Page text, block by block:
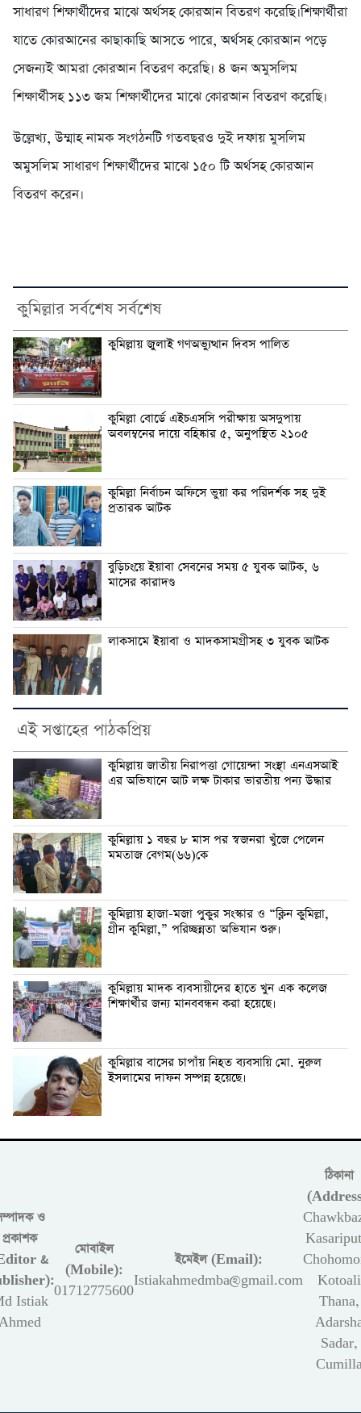
সাধারণ শিক্ষার্থীদের মাঝে অর্থসহ কোরআন বিতরণ করেছি।শিক্ষার্থীরা
যাতে কোরআনের কাছাকাছি আসতে পারে, অর্থসহ কোরআন পড়ে
সেজন্যই আমরা কোরআন বিতরণ করেছি। ৪ জন অমুসলিম
শিক্ষার্থীসহ ১১৩ জম শিক্ষার্থীদের মাঝে কোরআন বিতরণ করেছি।
উল্লেখ্য, উম্মাহ নামক সংগঠনটি গতবছরও দুই দফায় মুসলিম
অমুসলিম সাধারণ শিক্ষার্থীদের মাঝে ১৫০ টি অর্থসহ কোরআন
বিতরণ করেন।
কুমিল্লার সর্বশেষ সর্বশেষ
কুমিল্লায় জুলাই গণঅভ্যুত্থান দিবস পালিত
কুমিল্লা বোর্ডে এইচএসসি পরীক্ষায় অসদুপায়
অবলম্বনের দায়ে বহিষ্কার ৫, অনুপস্থিত ২১০৫
কুমিল্লা নির্বাচন অফিসে ভুয়া কর পরিদর্শক সহ দুই
প্রতারক আটক
বুড়িচংয়ে ইয়াবা সেবনের সময় ৫ যুবক আটক, ৬
মাসের কারাদণ্ড
লাকসামে ইয়াবা ও মাদকসামগ্রীসহ ৩ যুবক আটক
এই সপ্তাহের পাঠকপ্রিয়
কুমিল্লায় জাতীয় নিরাপত্তা গোয়েন্দা সংস্থা এনএসআই
এর অভিযানে আট লক্ষ টাকার ভারতীয় পন্য উদ্ধার
কুমিল্লায় ১ বছর ৮ মাস পর স্বজনরা খুঁজে পেলেন
মমতাজ বেগম(৬৬)কে
কুমিল্লায় হাজা-মজা পুকুর সংস্কার ও “ক্লিন কুমিল্লা,
গ্রীন কুমিল্লা,” পরিচ্ছন্নতা অভিযান শুরু।
কুমিল্লায় মাদক ব্যবসায়ীদের হাতে খুন এক কলেজ
শিক্ষার্থীর জন্য মানববন্ধন করা হয়েছে।
কুমিল্লার বাসের চাপাঁয় নিহত ব্যবসায়ি মো. নুরুল
ইসলামের দাফন সম্পন্ন হয়েছে।
ও
প্রকাশক
&
Istiak
মোবাইল
(Mobile):
01712775600
ইমেইল (Email):
Istiakahmedmba@gmail.com
ঠিকানা
Kotoali
Thana,
Sadar,